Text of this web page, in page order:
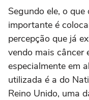
Segundo ele, o
importante é
percepção que já
vendo mais câncer
especialmente em
utilizada é a do
Reino Unido, uma